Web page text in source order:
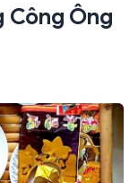
Công Ông